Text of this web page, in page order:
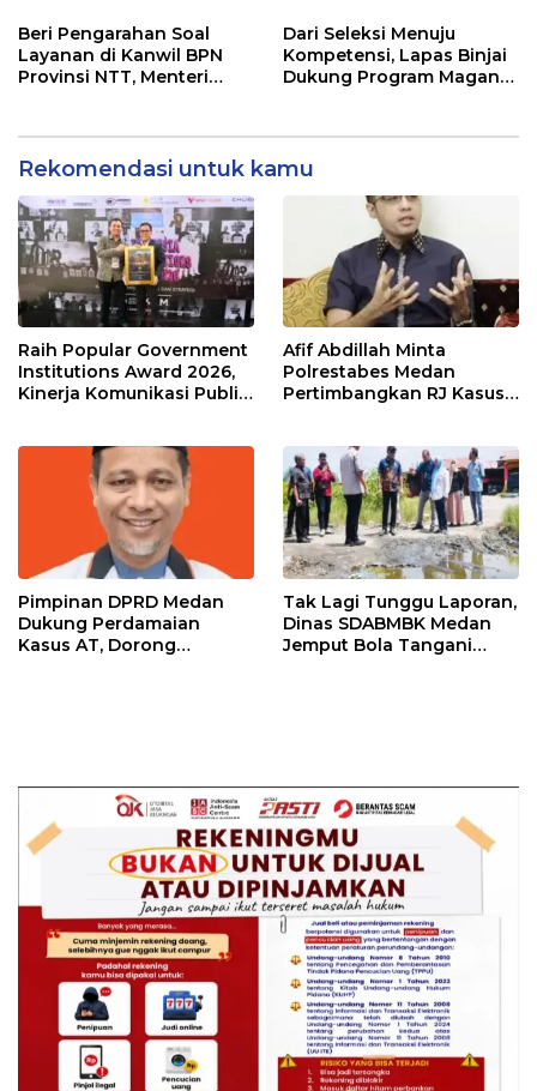
Beri Pengarahan Soal
Layanan di Kanwil BPN
Provinsi NTT, Menteri
Dari Seleksi Menuju
Kompetensi, Lapas Binjai
Dukung Program Magang
Rekomendasi untuk kamu
Raih Popular Government
Institutions Award 2026,
Kinerja Komunikasi Publik
Afif Abdillah Minta
Polrestabes Medan
Pertimbangkan RJ Kasus
Pimpinan DPRD Medan
Dukung Perdamaian
Kasus AT, Dorong
Tak Lagi Tunggu Laporan,
Dinas SDABMBK Medan
Jemput Bola Tangani